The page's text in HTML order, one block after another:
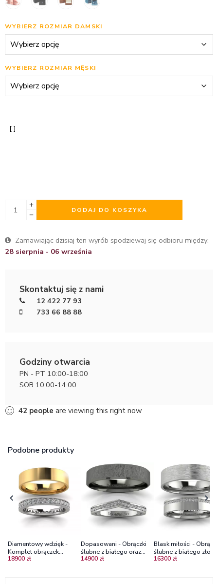
WYBIERZ ROZMIAR DAMSKI
WYBIERZ ROZMIAR MĘSKI
DODAJ DO KOSZYKA
Zamawiając dzisiaj ten wyrób spodziewaj się odbioru między:
28 sierpnia - 06 września
Skontaktuj się z nami
12 422 77 93
733 66 88 88
Godziny otwarcia
PN - PT 10:00-18:00
SOB 10:00-14:00
42 people are viewing this right now
Podobne produkty
Diamentowy wdzięk -
Komplet obrączek
Diamond Sky,
18900 zł
Dopasowani - Obrączki
ślubne z białego oraz
czarnego złota z
14900 zł
Blask miłości -
ślubne z białego złota
diamentami i matem
16300 zł